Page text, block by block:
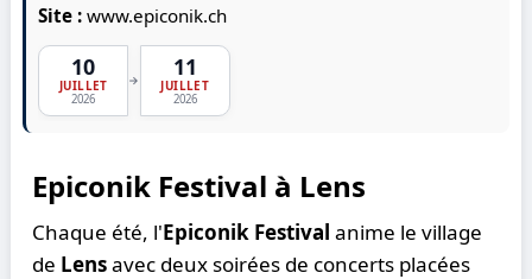
Site :www.epiconik.ch
10
JUILLET
2026
→ 11
JUILLET
2026
Epiconik Festival à Lens
Chaque été, l'Epiconik Festival anime le village
de Lensavec deux soirées de concerts placées